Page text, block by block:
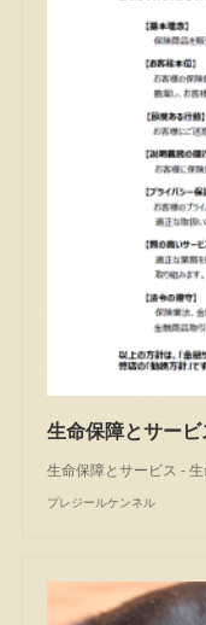
生命保障とサービ
生命保障とサービス -
プレジールケンネル